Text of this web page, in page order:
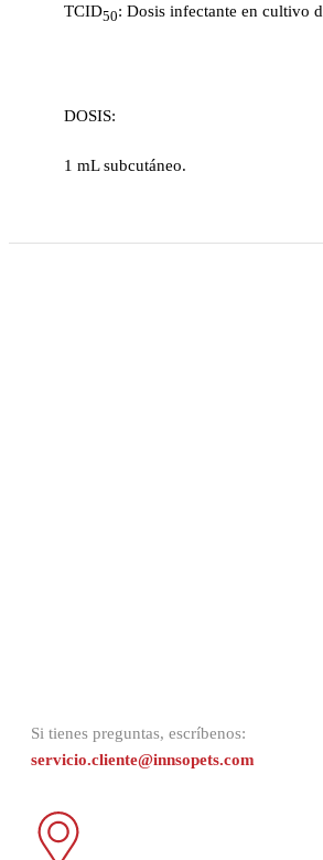
TCID50: Dosis infectante en cultivo
DOSIS:
1 mL subcutáneo.
Si tienes preguntas, escríbenos:
servicio.cliente@innsopets.com